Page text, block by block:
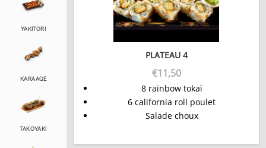
YAKITORI
KARAAGE
TAKOYAKI
PLATEAU 4
€11,50
8 rainbow tokaï
6 california roll poulet
Salade choux